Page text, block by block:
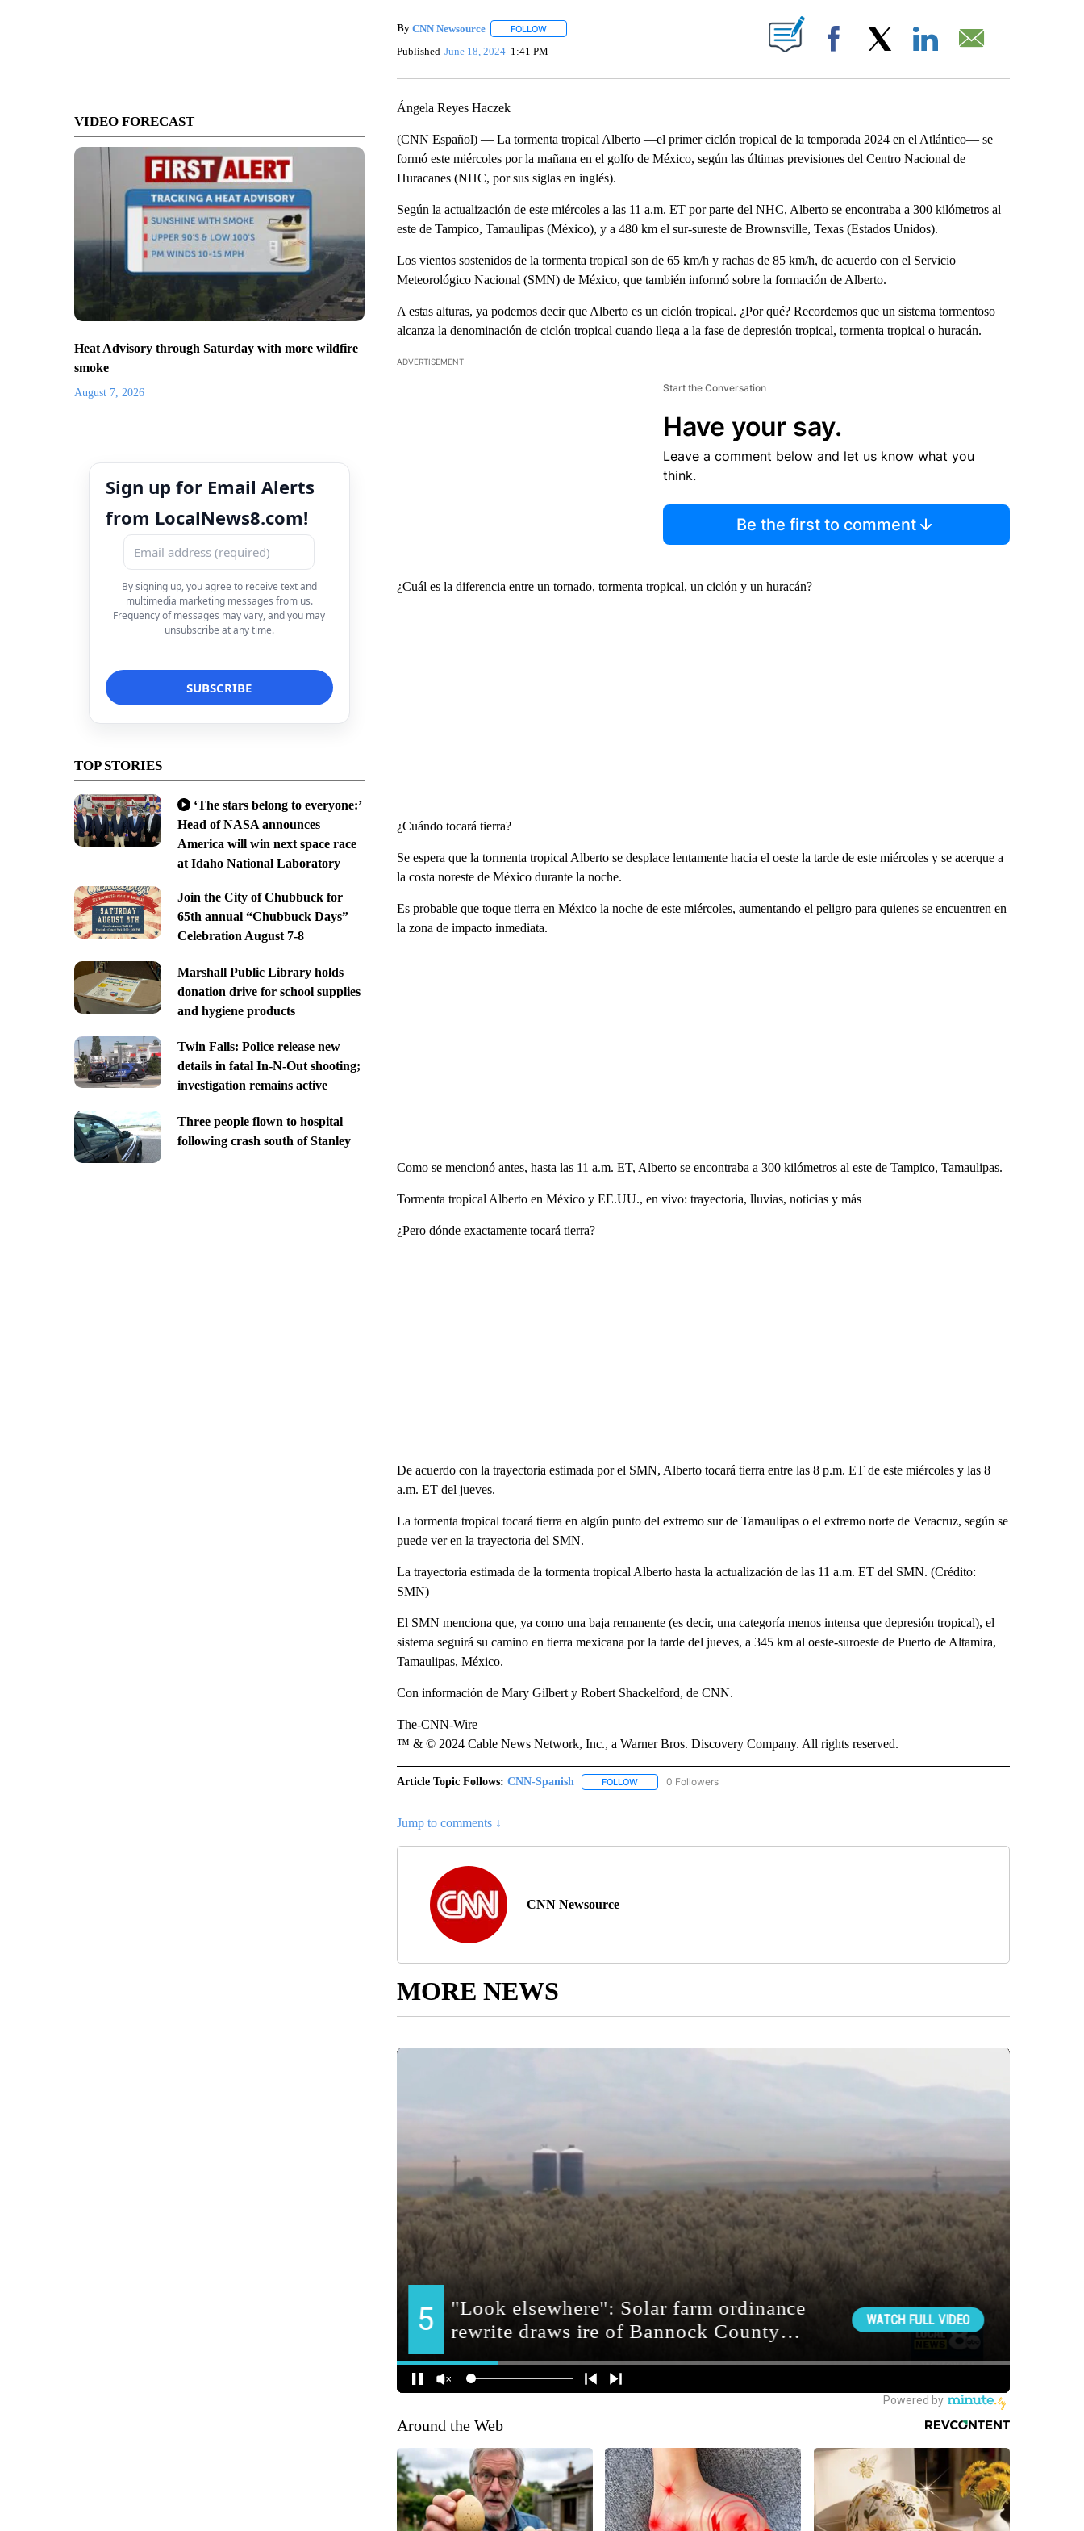
VIDEO FORECAST
Heat Advisory through Saturday with more wildfire
smoke
August 7, 2026
Sign up for Email Alerts
from LocalNews8.com!
By signing up, you agree to receive text and
multimedia marketing messages from us.
Frequency of messages may vary, and you may
unsubscribe at any time.
TOP STORIES
‘The stars belong to everyone:’
Head of NASA announces
America will win next space race
at Idaho National Laboratory
Join the City of Chubbuck for
65th annual “Chubbuck Days”
Celebration August 7-8
Marshall Public Library holds
donation drive for school supplies
and hygiene products
Twin Falls: Police release new
details in fatal In-N-Out shooting;
investigation remains active
Three people flown to hospital
following crash south of Stanley
By CNN Newsource FOLLOWFOLLOW "" TO RECEIVE NOTIFICATIONS ABOUT NEW PAGES ON "".
Published June 18, 2024 1:41 PM Facebook
Ángela Reyes Haczek
(CNN Español) — La tormenta tropical Alberto —el primer ciclón tropical de la temporada 2024 en el Atlántico— se
formó este miércoles por la mañana en el golfo de México, según las últimas previsiones del Centro Nacional de
Huracanes (NHC, por sus siglas en inglés).
Según la actualización de este miércoles a las 11 a.m. ET por parte del NHC, Alberto se encontraba a 300 kilómetros al
este de Tampico, Tamaulipas (México), y a 480 km el sur-sureste de Brownsville, Texas (Estados Unidos).
Los vientos sostenidos de la tormenta tropical son de 65 km/h y rachas de 85 km/h, de acuerdo con el Servicio
Meteorológico Nacional (SMN) de México, que también informó sobre la formación de Alberto.
A estas alturas, ya podemos decir que Alberto es un ciclón tropical. ¿Por qué? Recordemos que un sistema tormentoso
alcanza la denominación de ciclón tropical cuando llega a la fase de depresión tropical, tormenta tropical o huracán.
ADVERTISEMENT
Start the Conversation
Have your say.
Leave a comment below and let us know what you
think.
Be the first to comment
¿Cuál es la diferencia entre un tornado, tormenta tropical, un ciclón y un huracán?
¿Cuándo tocará tierra?
Se espera que la tormenta tropical Alberto se desplace lentamente hacia el oeste la tarde de este miércoles y se acerque a
la costa noreste de México durante la noche.
Es probable que toque tierra en México la noche de este miércoles, aumentando el peligro para quienes se encuentren en
la zona de impacto inmediata.
Como se mencionó antes, hasta las 11 a.m. ET, Alberto se encontraba a 300 kilómetros al este de Tampico, Tamaulipas.
Tormenta tropical Alberto en México y EE.UU., en vivo: trayectoria, lluvias, noticias y más
¿Pero dónde exactamente tocará tierra?
De acuerdo con la trayectoria estimada por el SMN, Alberto tocará tierra entre las 8 p.m. ET de este miércoles y las 8
a.m. ET del jueves.
La tormenta tropical tocará tierra en algún punto del extremo sur de Tamaulipas o el extremo norte de Veracruz, según se
puede ver en la trayectoria del SMN.
La trayectoria estimada de la tormenta tropical Alberto hasta la actualización de las 11 a.m. ET del SMN. (Crédito:
SMN)
El SMN menciona que, ya como una baja remanente (es decir, una categoría menos intensa que depresión tropical), el
sistema seguirá su camino en tierra mexicana por la tarde del jueves, a 345 km al oeste-suroeste de Puerto de Altamira,
Tamaulipas, México.
Con información de Mary Gilbert y Robert Shackelford, de CNN.
The-CNN-Wire
™ & © 2024 Cable News Network, Inc., a Warner Bros. Discovery Company. All rights reserved.
Article Topic Follows: CNN-Spanish FOLLOWFOLLOW "CNN-SPANISH" TO RECEIVE NOTIFICATIONS ABOUT NEW PAGES ON "CNN-SPANISH".
0 Followers
Jump to comments ↓
CNN Newsource
MORE NEWS
Around the Web